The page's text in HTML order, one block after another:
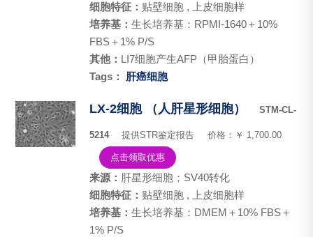
细胞特征： 贴壁细胞 , 上皮细胞样
培养基： 生长培养基：RPMI-1640＋10%
FBS＋1% P/S
其他： LI7细胞产生AFP（甲胎蛋白）
Tags：
肝癌细胞
LX-2细胞 （人肝星形细胞） STM-CL-
5214 提供STR鉴定报告 价格：￥ 1,700.00
点击领取优惠
来源： 肝星形细胞；SV40转化
细胞特征： 贴壁细胞 , 上皮细胞样
培养基： 生长培养基：DMEM＋10% FBS＋
1% P/S